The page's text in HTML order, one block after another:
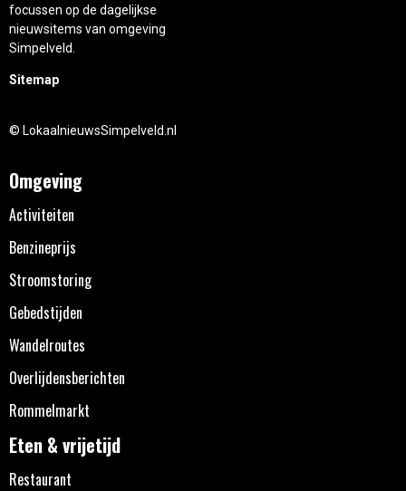
focussen op de dagelijkse
nieuwsitems van omgeving
Simpelveld.
Sitemap
© LokaalnieuwsSimpelveld.nl
Omgeving
Activiteiten
Benzineprijs
Stroomstoring
Gebedstijden
Wandelroutes
Overlijdensberichten
Rommelmarkt
Eten & vrijetijd
Restaurant